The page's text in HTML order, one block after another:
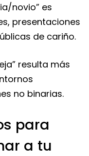
novio” es
presentaciones
de cariño.
resulta más
no binarias.
para
a tu